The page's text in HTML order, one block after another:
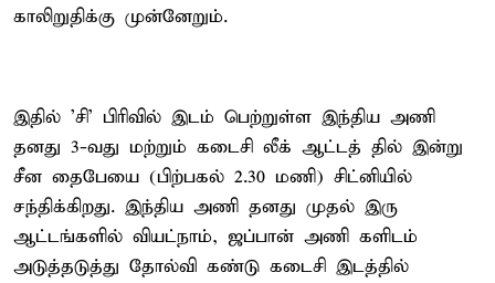
காலிறுதிக்கு முன்னேறும்.
இதில் 'சி' பிரிவில் இடம் பெற்றுள்ள இந்திய அணி
தனது 3-வது மற்றும் கடைசி லீக் ஆட்டத் தில் இன்று
சீன தைபேயை (பிற்பகல் 2.30 மணி) சிட்னியில்
சந்திக்கிறது. இந்திய அணி தனது முதல் இரு
ஆட்டங்களில் வியட்நாம், ஜப்பான் அணி களிடம்
அடுத்தடுத்து தோல்வி கண்டு கடைசி இடத்தில்